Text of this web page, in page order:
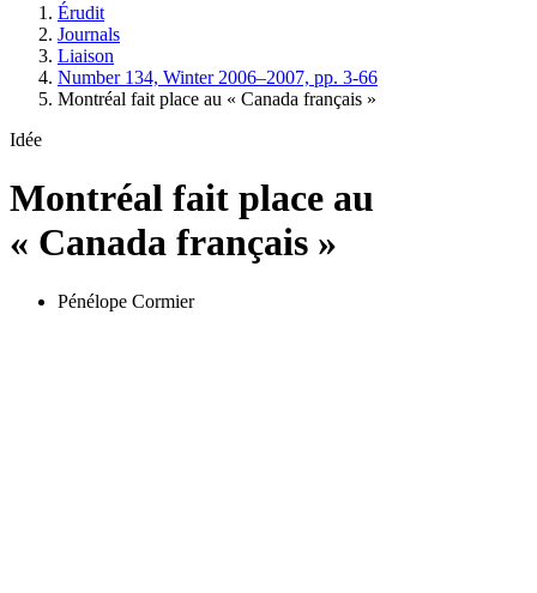
Érudit
Journals
Liaison
Number 134, Winter 2006–2007, pp. 3-66
Montréal fait place au « Canada français »
Idée
Montréal fait place au
« Canada français »
Pénélope Cormier